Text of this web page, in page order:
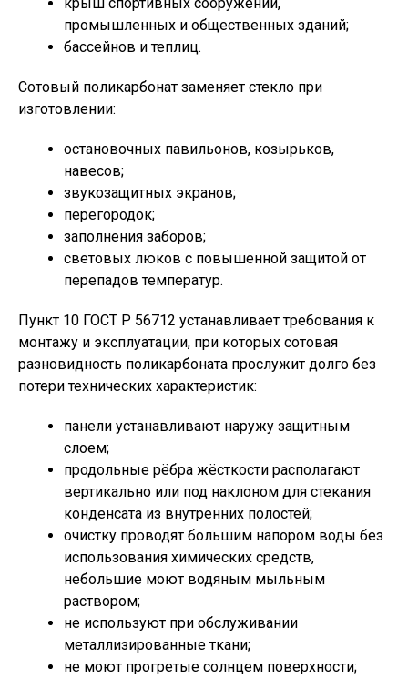
промышленных и общественных зданий;
бассейнов и теплиц.
Сотовый поликарбонат заменяет стекло при
изготовлении:
остановочных павильонов, козырьков,
навесов;
звукозащитных экранов;
перегородок;
заполнения заборов;
световых люков с повышенной защитой от
перепадов температур.
Пункт 10 ГОСТ Р 56712 устанавливает требования к
монтажу и эксплуатации, при которых сотовая
разновидность поликарбоната прослужит долго без
потери технических характеристик:
панели устанавливают наружу защитным
слоем;
продольные рёбра жёсткости располагают
вертикально или под наклоном для стекания
конденсата из внутренних полостей;
очистку проводят большим напором воды без
использования химических средств,
небольшие моют водяным мыльным
раствором;
не используют при обслуживании
металлизированные ткани;
не моют прогретые солнцем поверхности;